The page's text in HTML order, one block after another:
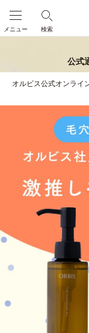
検索
メニュー
公式
オルビス公式オンライ